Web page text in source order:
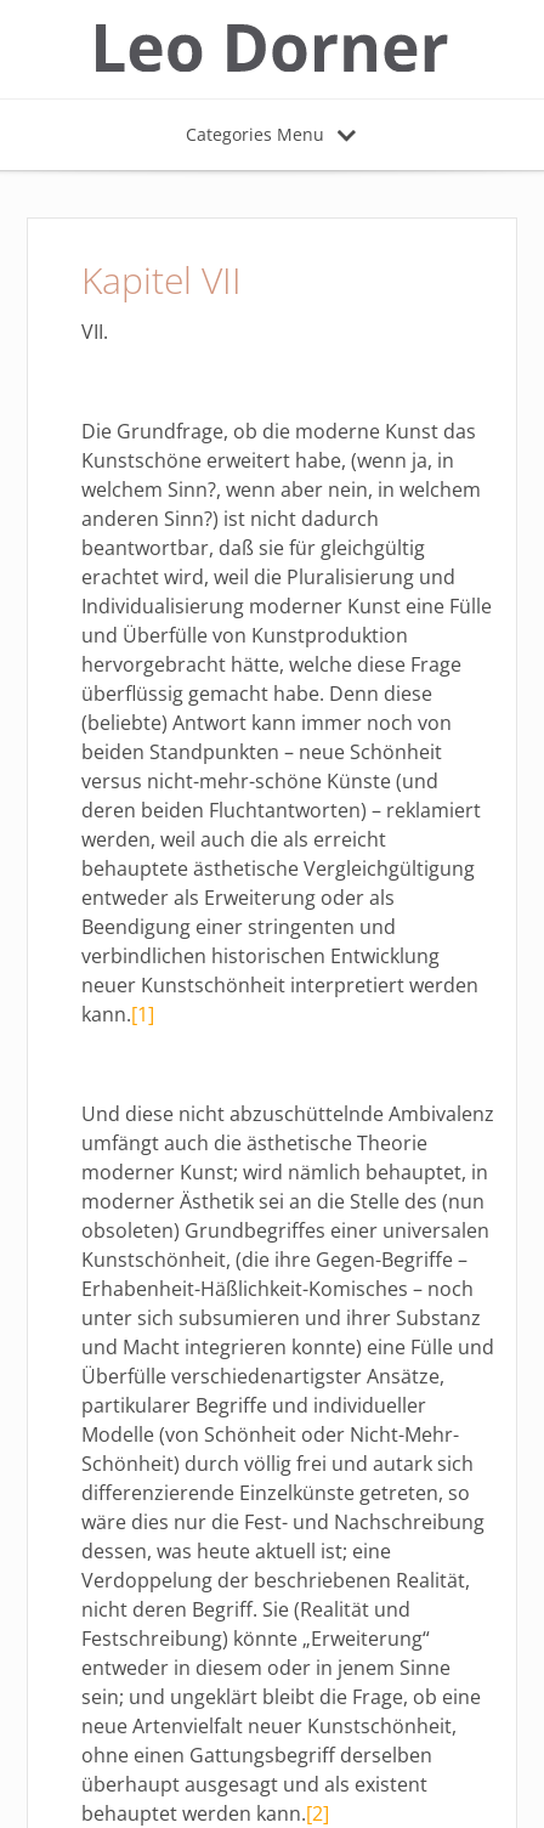
Categories Menu
Kapitel VII
VII.
Die Grundfrage, ob die moderne Kunst das
Kunstschöne erweitert habe, (wenn ja, in
welchem Sinn?, wenn aber nein, in welchem
anderen Sinn?) ist nicht dadurch
beantwortbar, daß sie für gleichgültig
erachtet wird, weil die Pluralisierung und
Individualisierung moderner Kunst eine Fülle
und Überfülle von Kunstproduktion
hervorgebracht hätte, welche diese Frage
überflüssig gemacht habe. Denn diese
(beliebte) Antwort kann immer noch von
beiden Standpunkten – neue Schönheit
versus nicht-mehr-schöne Künste (und
deren beiden Fluchtantworten) – reklamiert
werden, weil auch die als erreicht
behauptete ästhetische Vergleichgültigung
entweder als Erweiterung oder als
Beendigung einer stringenten und
verbindlichen historischen Entwicklung
neuer Kunstschönheit interpretiert werden
kann.[1]
Und diese nicht abzuschüttelnde Ambivalenz
umfängt auch die ästhetische Theorie
moderner Kunst; wird nämlich behauptet, in
moderner Ästhetik sei an die Stelle des (nun
obsoleten) Grundbegriffes einer universalen
Kunstschönheit, (die ihre Gegen-Begriffe –
Erhabenheit-Häßlichkeit-Komisches – noch
unter sich subsumieren und ihrer Substanz
und Macht integrieren konnte) eine Fülle und
Überfülle verschiedenartigster Ansätze,
partikularer Begriffe und individueller
Modelle (von Schönheit oder Nicht-Mehr-
Schönheit) durch völlig frei und autark sich
differenzierende Einzelkünste getreten, so
wäre dies nur die Fest- und Nachschreibung
dessen, was heute aktuell ist; eine
Verdoppelung der beschriebenen Realität,
nicht deren Begriff. Sie (Realität und
Festschreibung) könnte „Erweiterung“
entweder in diesem oder in jenem Sinne
sein; und ungeklärt bleibt die Frage, ob eine
neue Artenvielfalt neuer Kunstschönheit,
ohne einen Gattungsbegriff derselben
überhaupt ausgesagt und als existent
behauptet werden kann.[2]